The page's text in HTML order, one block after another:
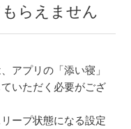
らえません
アプリの「添い寝」
いただく必要がござ
ープ状態になる設定